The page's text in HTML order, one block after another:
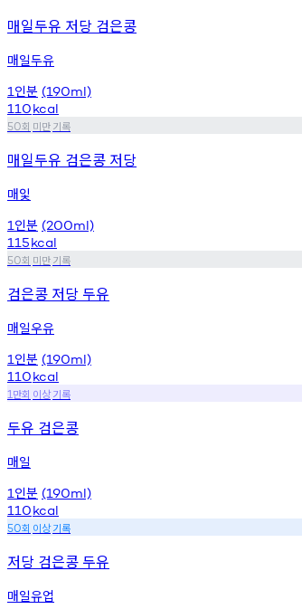
매일두유 저당 검은콩
매일두유
1 인분 (190ml)
110kcal
50회 미만기록
매일두유 검은콩 저당
매잋
1 인분 (200ml)
115kcal
50회 미만기록
검은콩 저당 두유
매일우유
1 인분 (190ml)
110kcal
1 만회 이상기록
두유 검은콩
매일
1 인분 (190ml)
110kcal
50회 이상기록
저당 검은콩 두유
매일유업